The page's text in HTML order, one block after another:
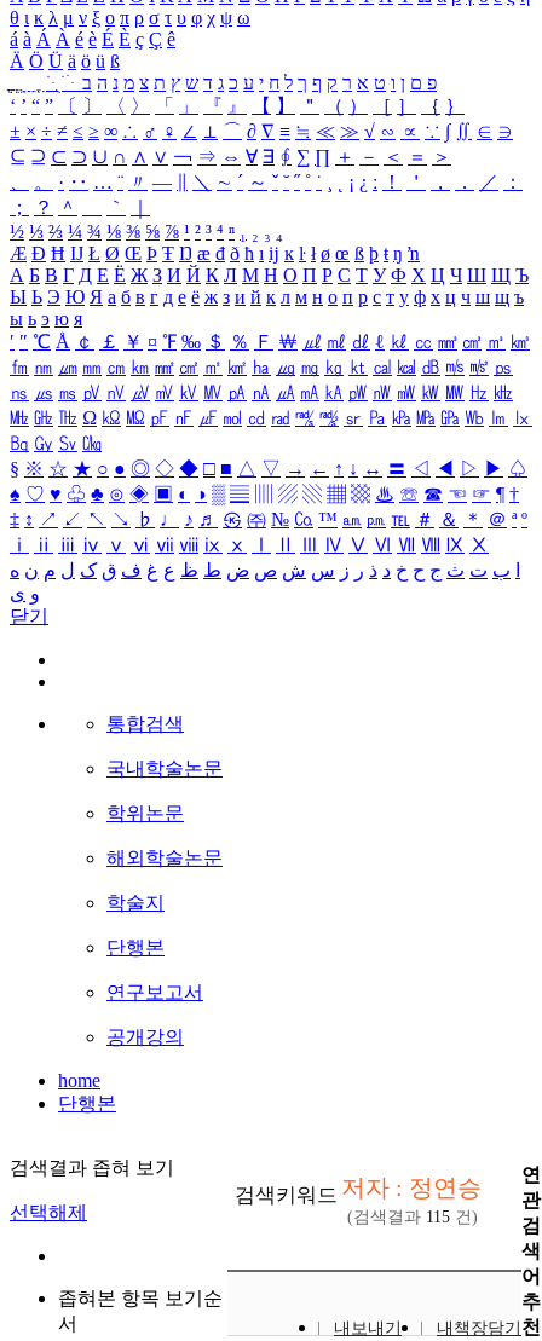
θ ι κ λ μ ν ξ ο π ρ σ τ υ φ χ ψ ω
á à Á À é è É È ç Ç ê
Ä Ö Ü ä ö ü ß
ִֶֹ ֻּ ׁׂ פ ם ן ו ט א ר ק ף ך ל ח י ע כ ג ד ש ץ ת צ מ נ ה ב
‘ ’ “ ” 〔 〕 〈 〉 「 」 『 』 【 】 ＂ （ ） ［ ］ ｛ ｝
± × ÷ ≠ ≤ ≥ ∞ ∴ ♂ ♀ ∠ ⊥ ⌒ ∂ ∇ ≡ ≒ ≪ ≫ √ ∽ ∝ ∵ ∫ ∬ ∈ ∋
⊆ ⊇ ⊂ ⊃ ∪ ∩ ∧ ∨ ￢ ⇒ ⇔ ∀ ∃ ∮ ∑ ∏ ＋ － ＜ ＝
＞
、
。 · ‥ … ¨ 〃 ― ＼ ∼ ´ ～ ˇ ˘ ˝ ˚ ˙ ¸ ¡ ¿ ː ！ ＇ ， ． ／
：
；
？ ＾ ｀
½ ⅓ ⅔ ¼ ¾ ⅛ ⅜ ⅝ ⅞ ¹ ² ³ ⁴ ⁿ ₁ ₂ ₃ ₄
Æ Ð Ħ Ĳ Ł Ø Œ Þ Ŧ Ŋ æ đ ð ħ ı ĳ ĸ ŀ ł ø œ ß þ ŧ ŋ ŉ
А Б В Г Д Е Ё Ж З И Й К Л М Н О П Р С Т У Ф Х Ц Ч Ш Щ Ъ
Ы Ь Э Ю Я а б в г д е ё ж з и й к л м н о п р с т у ф х ц ч ш щ ъ
ы ь э ю я
′ ″ ℃ Å ￠ ￡ ￥ ¤ ℉ ‰ ＄ ％ Ｆ ￦ ㎕ ㎖ ㎗ ℓ ㎘ ㏄ ㎣ ㎤ ㎥ ㎦
㎙ ㎚ ㎛ ㎜ ㎝ ㎞ ㎟ ㎠ ㎡ ㎢ ㏊ ㎍ ㎎ ㎏ ㏏ ㎈ ㎉ ㏈ ㎧ ㎨ ㎰
㎱ ㎲ ㎳ ㎴ ㎵ ㎶ ㎷ ㎸ ㎹ ㎀ ㎁ ㎂ ㎃ ㎄ ㎺ ㎻ ㎽ ㎾ ㎿ ㎐ ㎑
㎒ ㎓ ㎔ Ω ㏀ ㏁ ㎊ ㎋ ㎌ ㏖ ㏅ ㎭ ㎮ ㎯ ㏛ ㎩ ㎪ ㎫ ㎬ ㏝ ㏐
㏓
㏃ ㏉ ㏜ ㏆
§ ※ ☆ ★ ○ ● ◎ ◇ ◆ □ ■ △ ▽ → ← ↑ ↓ ↔ 〓 ◁ ◀ ▷ ▶ ♤
♠ ♡ ♥ ♧ ♣ ⊙ ◈ ▣ ◐ ◑ ▒ ▤ ▨ ▧ ▦ ▩ ♨ ☏ ☎ ☜ ☞ ¶ †
‡ ↕ ↗ ↙ ↖ ↘ ♭ ♩ ♪ ♬ ㉿ ㈜ № ㏇ ™ ㏂ ㏘ ℡ ＃ ＆ ＊ ＠ ª º
ⅰ
ⅱ ⅲ ⅳ ⅴ ⅵ ⅶ ⅷ ⅸ ⅹ Ⅳ Ⅴ Ⅵ Ⅶ Ⅷ Ⅸ Ⅹ
ب ت ث ج ح خ د ذ ر ز س ش ص ض ط ظ ع غ ف ق ک ل م ن ه
و ی
닫기
통합검색
국내학술논문
학위논문
해외학술논문
학술지
단행본
연구보고서
공개강의
home
단행본
검색결과 좁혀 보기
선택해제
좁혀본 항목 보기순
서
검색키워드 저자 : 정연승
(검색결과 115 건)
내보내기
내책장담기
연
관
검
색
어
추
천